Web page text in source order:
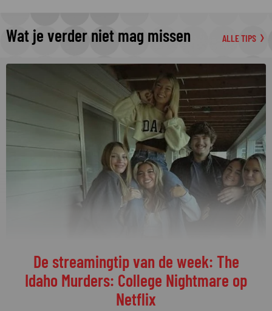
Wat je verder niet mag missen ALLE TIPS
De streamingtip van de week: The
Idaho Murders: College Nightmare op
Netflix